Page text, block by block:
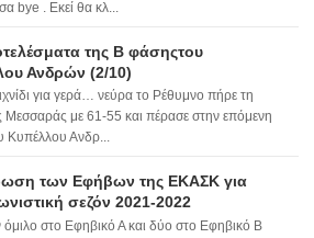
bye . Εκεί θα κλ...
της Β φάσηςτου
Ανδρών (2/10)
για γερά… νεύρα το Ρέθυμνο πήρε τη
Μεσσαράς με 61-55 και πέρασε στην επόμενη
Κυπέλλου Ανδρ...
των Εφήβων της ΕΚΑΣΚ για
σεζόν 2021-2022
όμιλο στο Εφηβικό Α και δύο στο Εφηβικό Β